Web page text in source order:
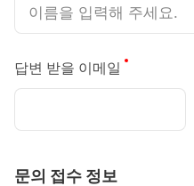
답변 받을 이메일
문의 접수 정보